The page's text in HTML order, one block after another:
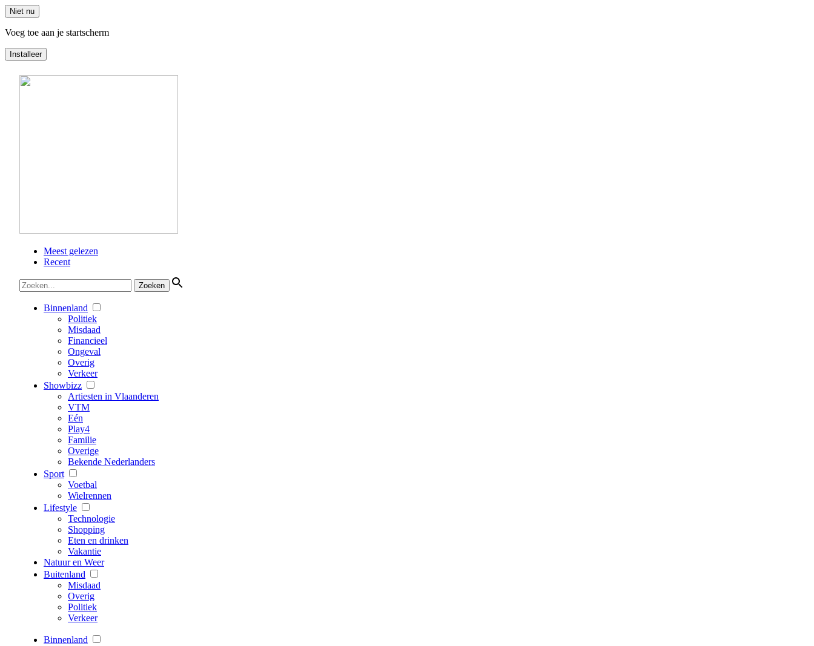
Niet nu
Voeg toe aan je startscherm
Installeer
naar
Meest gelezen
Recent
Binnenland
Politiek
Misdaad
Financieel
Ongeval
Overig
Verkeer
Showbizz
Artiesten in Vlaanderen
VTM
Eén
Play4
Familie
Overige
Bekende Nederlanders
Sport
Voetbal
Wielrennen
Lifestyle
Technologie
Shopping
Eten en drinken
Vakantie
Natuur en Weer
Buitenland
Misdaad
Overig
Politiek
Verkeer
Binnenland